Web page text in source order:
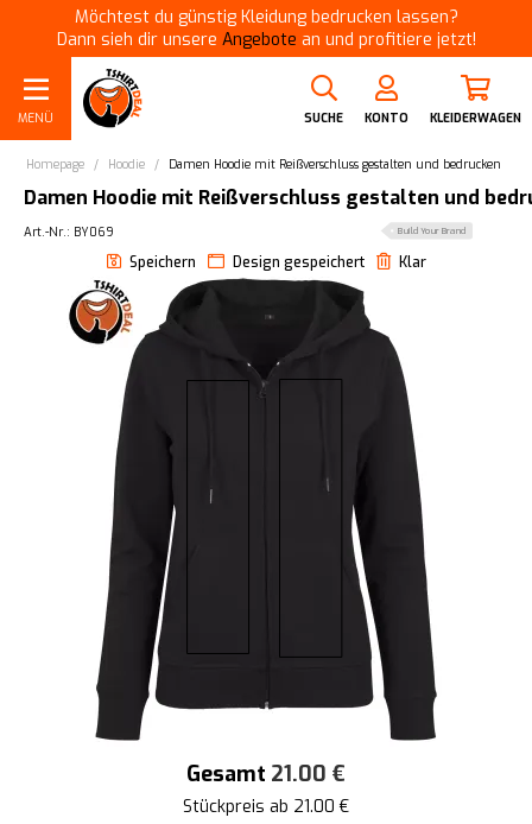
Möchtest du günstig Kleidung bedrucken lassen?
Dann sieh dir unsere Angebote an und profitiere jetzt!
MENÜ SUCHE KONTO KLEIDERWAGEN
Homepage / Hoodie / Damen Hoodie mit Reißverschluss gestalten und bedrucken
Damen Hoodie mit Reißverschluss gestalten und
Build Your Brand
Art.-Nr.: BY069
Speichern Design gespeichert Klar
Gesamt 21.00 €
Stückpreis ab 21.00 €